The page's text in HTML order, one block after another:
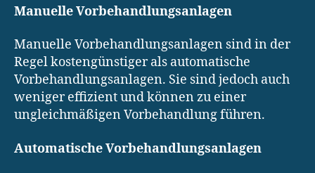
Manuelle Vorbehandlungsanlagen
Manuelle Vorbehandlungsanlagen sind in der
Regel kostengünstiger als automatische
Vorbehandlungsanlagen. Sie sind jedoch auch
weniger effizient und können zu einer
ungleichmäßigen Vorbehandlung führen.
Automatische Vorbehandlungsanlagen